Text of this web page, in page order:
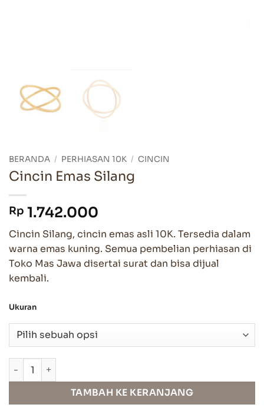
BERANDA / PERHIASAN 10K / CINCIN
Cincin Emas Silang
Rp 1.742.000
Cincin Silang, cincin emas asli 10K. Tersedia dalam
warna emas kuning. Semua pembelian perhiasan di
Toko Mas Jawa disertai surat dan bisa dijual
kembali.
Ukuran
Kuantitas Cincin Emas Silang
TAMBAH KE KERANJANG